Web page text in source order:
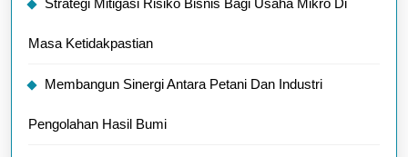
Masa Ketidakpastian
Membangun Sinergi Antara Petani Dan Industri
Pengolahan Hasil Bumi